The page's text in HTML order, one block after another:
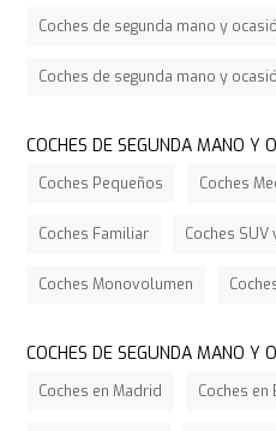
Coches de segunda mano y
Coches de segunda mano y
COCHES DE SEGUNDA MANO Y
Coches Pequeños Coches
Coches Familiar Coches SUV
Coches Monovolumen
COCHES DE SEGUNDA MANO Y
Coches en Madrid Coches en